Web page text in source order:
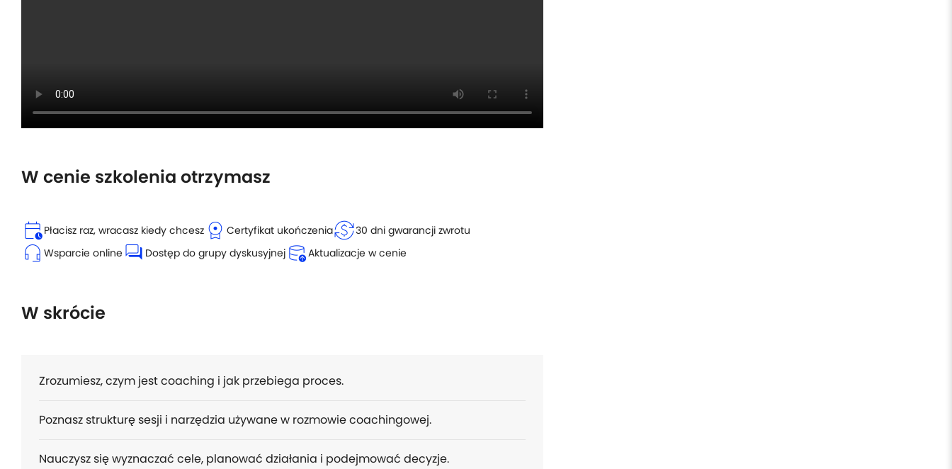
W cenie szkolenia otrzymasz
calendar_clockPłacisz raz, wracasz kiedy chcesz license Certyfikat ukończeniacurrency_exchange30 dni gwarancji zwrotu
headset_mic Wsparcie online forum Dostęp do grupy dyskusyjnej database_uploadAktualizacje w cenie
W skrócie
Zrozumiesz, czym jest coaching i jak przebiega proces.
Poznasz strukturę sesji i narzędzia używane w rozmowie coachingowej.
Nauczysz się wyznaczać cele, planować działania i podejmować decyzje.